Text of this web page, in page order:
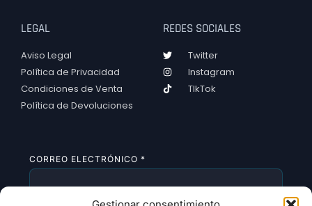
LEGAL
Aviso Legal
Política de Privacidad
Condiciones de Venta
Política de Devoluciones
REDES SOCIALES
Twitter
Instagram
TIkTok
CORREO ELECTRÓNICO *